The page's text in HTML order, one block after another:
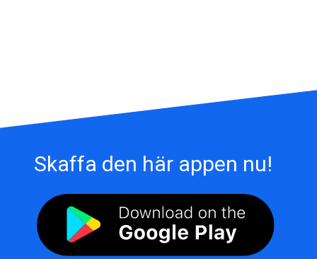
Skaffa den här appen nu!